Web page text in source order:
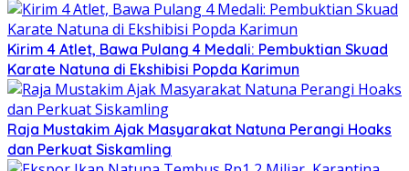
Kirim 4 Atlet, Bawa Pulang 4 Medali: Pembuktian Skuad
Karate Natuna di Ekshibisi Popda Karimun
Raja Mustakim Ajak Masyarakat Natuna Perangi Hoaks
dan Perkuat Siskamling